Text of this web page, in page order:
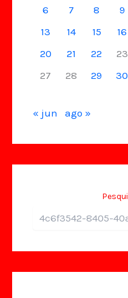
6 7 8 9
13
14 15 16
20
21 22 23
27
28 29 30
« jun ago »